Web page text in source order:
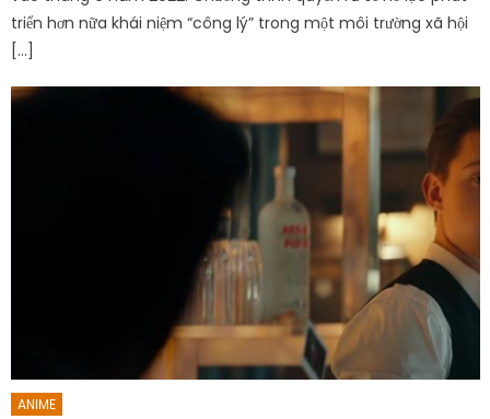
triển hơn nữa khái niệm “công lý” trong một môi trường xã hội
[…]
ANIME